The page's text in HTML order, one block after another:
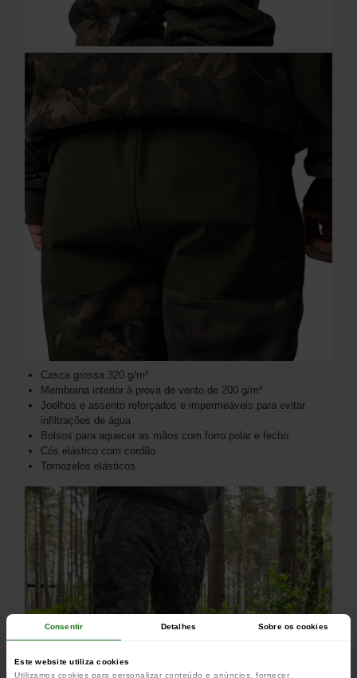
Consentir Detalhes Sobre os cookies
Este website utiliza cookies
Utilizamos cookies para personalizar conteúdo e anúncios, fornecer
Casca grossa 320 g/m²
Membrana interior à prova de vento de 200 g/m²
Joelhos e assento reforçados e impermeáveis ​​para evitar
infiltrações de água
Bolsos para aquecer as mãos com forro polar e fecho
Cós elástico com cordão
Tornozelos elásticos